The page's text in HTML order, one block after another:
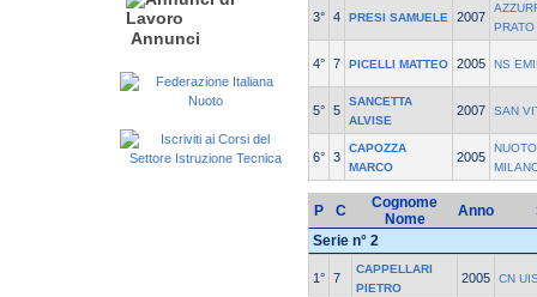
Annunci
3° 4 PRESI SAMUELE 2007
PRATO
4° 7 PICELLI MATTEO 2005 NS
5° 5
SANCETTA
ALVISE
2007 SAN
6° 3
CAPOZZA
MARCO
2005
P C
Cognome
Nome
Anno
Serie n° 2
1° 7
CAPPELLARI
PIETRO
2005 CN